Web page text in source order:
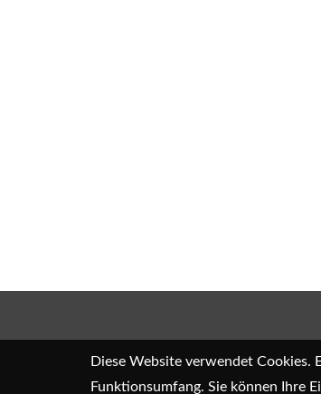
Diese Website verwendet
Funktionsumfang. Sie können Ihre